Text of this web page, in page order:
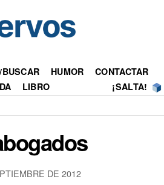
HUMOR
CONTACTAR
LIBRO ¡SALTA!
DE 2012